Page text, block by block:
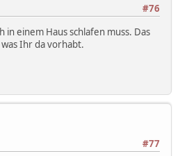
#76
in einem Haus schlafen muss. Das
Ihr da vorhabt.
#77